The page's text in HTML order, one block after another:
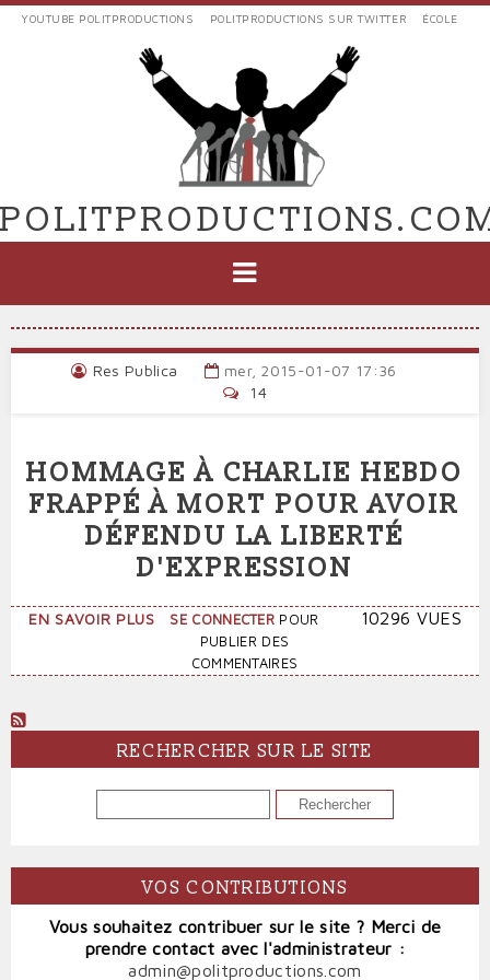
Aller
EXTERNES
POLIT'PRODUCTIONS
YOUTUBE POLITPRODUCTIONS POLITPRODUCTIONS SUR TWITTER ÉCOLE
PRINCIPALE
Res Publica
mer, 2015-01-07 17:36
14
HOMMAGE À CHARLIE HEBDO
FRAPPÉ À MORT POUR AVOIR
DÉFENDU LA LIBERTÉ
D'EXPRESSION
EN SAVOIR PLUS SUR
HOMMAGE
FRAPPÉ
À
MORT
POUR
AVOIR
LIBERTÉ
D'EXPRESSION
SE CONNECTER POUR
PUBLIER DES
COMMENTAIRES
10296 VUES
RECHERCHER SUR LE SITE
RECHERCHER
VOS CONTRIBUTIONS
Vous souhaitez contribuer sur le site ? Merci de
prendre contact avec l'administrateur :
admin@politproductions.com